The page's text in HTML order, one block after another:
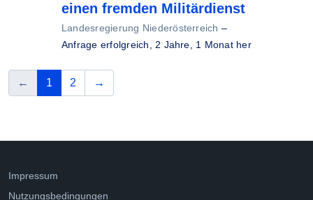
einen fremden Militärdienst
Landesregierung Niederösterreich –
Anfrage erfolgreich, 2 Jahre, 1 Monat her
← vorherige
1 (aktuelle Seite)
2 →
Impressum
Nutzungsbedingungen